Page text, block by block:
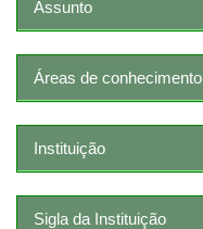
Assunto
Áreas de conhecimento
Instituição
Sigla da Instituição